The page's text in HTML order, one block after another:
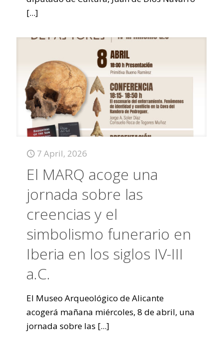
[...]
7 April, 2026
El MARQ acoge una
jornada sobre las
creencias y el
simbolismo funerario en
Iberia en los siglos IV-III
a.C.
El Museo Arqueológico de Alicante
acogerá mañana miércoles, 8 de abril, una
jornada sobre las [...]